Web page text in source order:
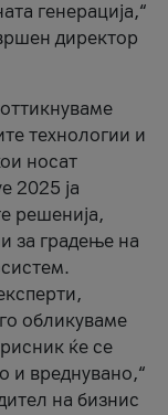
генерација,“
директор
технологии и
носат
2025 ја
решенија,
за градење на
обликуваме
ќе се
и вреднувано,“
на бизнис